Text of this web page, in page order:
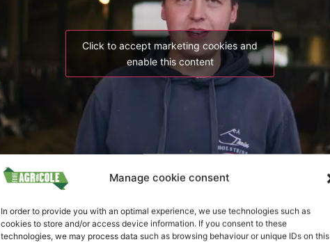
Manage cookie consent
In order to provide you with an optimal experience, we use technologies such as
cookies to store and/or access device information. If you consent to these
technologies, we may process data such as browsing behaviour or unique IDs on this
Click to accept marketing cookies and
enable this content